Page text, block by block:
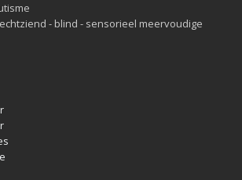
- blind - sensorieel meervoudige